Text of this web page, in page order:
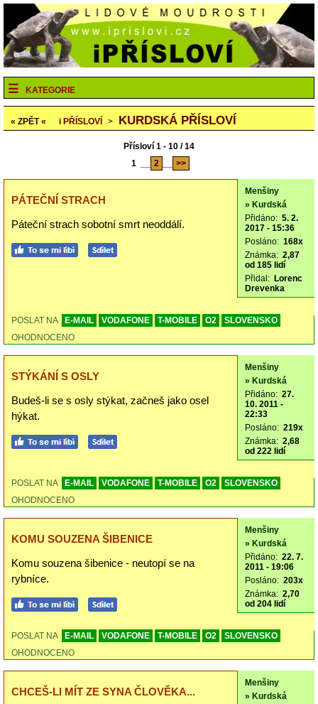
KATEGORIE
« ZPĚT « i PŘÍSLOVÍ > KURDSKÁ PŘÍSLOVÍ
Přísloví 1 - 10 / 14
1
2 >>
PÁTEČNÍ STRACH
Páteční strach sobotní smrt neoddálí.
Menšiny
» Kurdská
Přidáno: 5. 2.
2017 - 15:36
Posláno: 168x
Známka: 2,87
od 185 lidí
Přidal: Lorenc
Drevenka
POSLAT NA E-MAIL VODAFONE T-MOBILE O2
SLOVENSKO
OHODNOCENO
STÝKÁNÍ S OSLY
Budeš-li se s osly stýkat, začneš jako osel
hýkat.
Menšiny
» Kurdská
Přidáno: 27.
10. 2011 -
22:33
Posláno: 219x
Známka: 2,68
od 222 lidí
POSLAT NA E-MAIL VODAFONE T-MOBILE O2
SLOVENSKO
OHODNOCENO
KOMU SOUZENA ŠIBENICE
Komu souzena šibenice - neutopí se na
rybníce.
Menšiny
» Kurdská
Přidáno: 22. 7.
2011 - 19:06
Posláno: 203x
Známka: 2,70
od 204 lidí
POSLAT NA E-MAIL VODAFONE T-MOBILE O2
SLOVENSKO
OHODNOCENO
CHCEŠ-LI MÍT ZE SYNA ČLOVĚKA...
Menšiny
» Kurdská